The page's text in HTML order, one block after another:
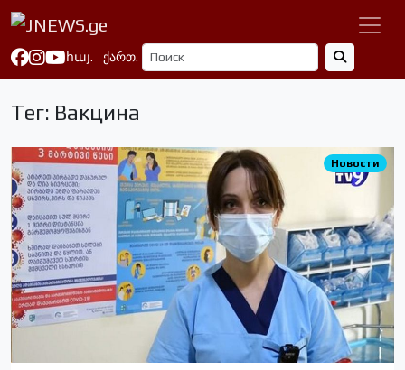
հայ. ქართ.
Тег: Вакцина
Новости